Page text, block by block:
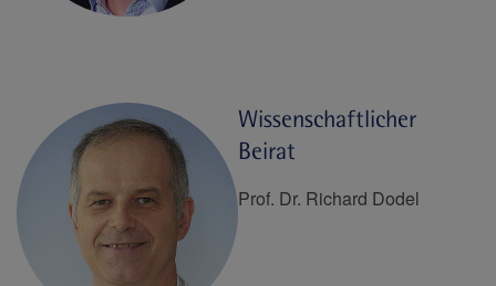
Wissenschaftlicher
Beirat
Prof. Dr. Richard Dodel